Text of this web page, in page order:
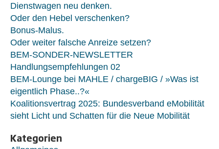
Dienstwagen neu denken.
Oder den Hebel verschenken?
Bonus-Malus.
Oder weiter falsche Anreize setzen?
BEM-SONDER-NEWSLETTER
Handlungsempfehlungen 02
BEM-Lounge bei MAHLE / chargeBIG / »Was ist
eigentlich Phase..?«
Koalitionsvertrag 2025: Bundesverband eMobilität
sieht Licht und Schatten für die Neue Mobilität
Kategorien